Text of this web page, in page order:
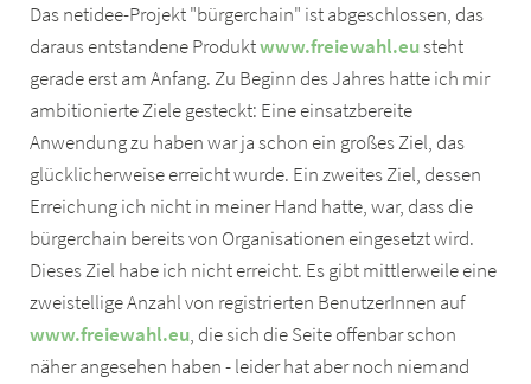
Das netidee-Projekt "bürgerchain" ist abgeschlossen, das
daraus entstandene Produktwww.freiewahl.eusteht
gerade erst am Anfang. Zu Beginn des Jahres hatte ich mir
ambitionierte Ziele gesteckt: Eine einsatzbereite
Anwendung zu haben war ja schon ein großes Ziel, das
glücklicherweise erreicht wurde. Ein zweites Ziel, dessen
Erreichung ich nicht in meiner Hand hatte, war, dass die
bürgerchain bereits von Organisationen eingesetzt wird.
Dieses Ziel habe ich nicht erreicht. Es gibt mittlerweile eine
zweistellige Anzahl von registrierten BenutzerInnen auf
www.freiewahl.eu, die sich die Seite offenbar schon
näher angesehen haben - leider hat aber noch niemand